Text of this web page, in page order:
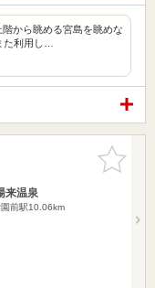
から眺める宮島を眺めな
利用し…
お気に入
りに追加
来温泉
前駅10.06km